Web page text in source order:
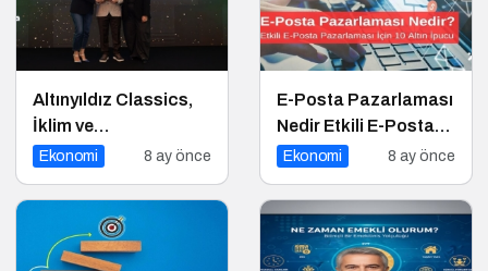
Altınyıldız Classics,
İklim ve
Sürdürülebilirlik
Geri Dönüşüm
Projesi”
Kategorisinde Altın
Ekonomi 8 ay önce
E-Posta Pazarlaması
Nedir Etkili E-Posta
Pazarlaması için 10
Ekonomi 8 ay önce